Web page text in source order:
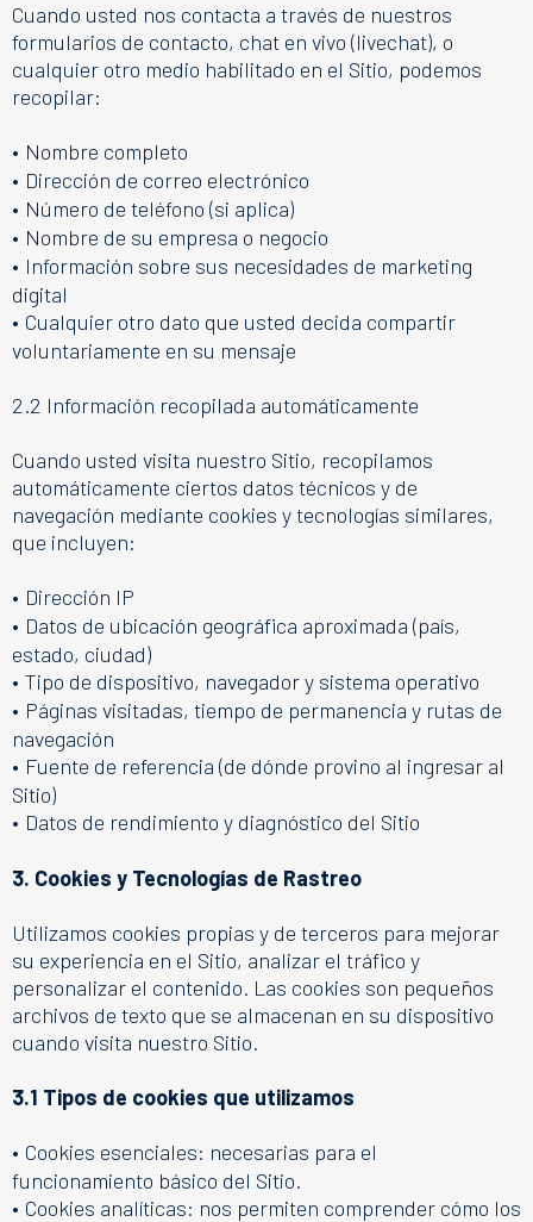
Cuando usted nos contacta a través de nuestros
formularios de contacto, chat en vivo (livechat), o
cualquier otro medio habilitado en el Sitio, podemos
recopilar:
• Nombre completo
• Dirección de correo electrónico
• Número de teléfono (si aplica)
• Nombre de su empresa o negocio
• Información sobre sus necesidades de marketing
digital
• Cualquier otro dato que usted decida compartir
voluntariamente en su mensaje
2.2 Información recopilada automáticamente
Cuando usted visita nuestro Sitio, recopilamos
automáticamente ciertos datos técnicos y de
navegación mediante cookies y tecnologías similares,
que incluyen:
• Dirección IP
• Datos de ubicación geográfica aproximada (país,
estado, ciudad)
• Tipo de dispositivo, navegador y sistema operativo
• Páginas visitadas, tiempo de permanencia y rutas de
navegación
• Fuente de referencia (de dónde provino al ingresar al
Sitio)
• Datos de rendimiento y diagnóstico del Sitio
3. Cookies y Tecnologías de Rastreo
Utilizamos cookies propias y de terceros para mejorar
su experiencia en el Sitio, analizar el tráfico y
personalizar el contenido. Las cookies son pequeños
archivos de texto que se almacenan en su dispositivo
cuando visita nuestro Sitio.
3.1 Tipos de cookies que utilizamos
• Cookies esenciales: necesarias para el
funcionamiento básico del Sitio.
• Cookies analíticas: nos permiten comprender cómo los